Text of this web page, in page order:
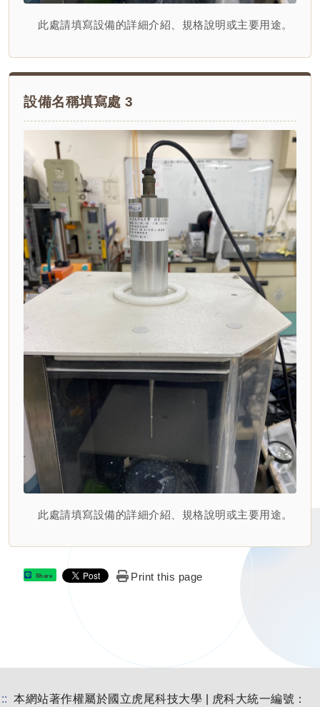
此處請填寫設備的詳細介紹、規格說明或主要用途。
設備名稱填寫處 3
此處請填寫設備的詳細介紹、規格說明或主要用途。
Share Print this page
本網站著作權屬於國立虎尾科技大學 | 虎科大統一編號：